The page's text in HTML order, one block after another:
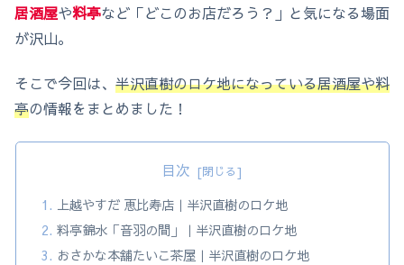
居酒屋や料亭など「どこのお店だろう？」と気になる場面
が沢山。
そこで今回は、 半沢直樹のロケ地になっている居酒屋や料
亭の情報をまとめました！
目次
上越やすだ 恵比寿店｜半沢直樹のロケ地
料亭錦水「音羽の間」｜半沢直樹のロケ地
おさかな本舗たいこ茶屋｜半沢直樹のロケ地